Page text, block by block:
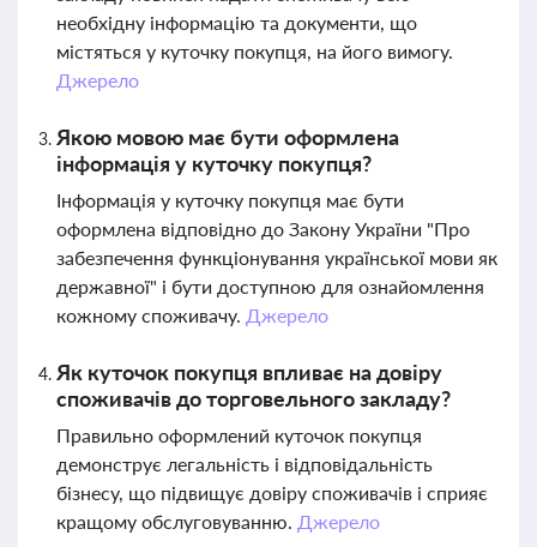
необхідну інформацію та документи, що
містяться у куточку покупця, на його вимогу.
Джерело
Якою мовою має бути оформлена
інформація у куточку покупця?
Інформація у куточку покупця має бути
оформлена відповідно до Закону України "Про
забезпечення функціонування української мови як
державної" і бути доступною для ознайомлення
кожному споживачу. Джерело
Як куточок покупця впливає на довіру
споживачів до торговельного закладу?
Правильно оформлений куточок покупця
демонструє легальність і відповідальність
бізнесу, що підвищує довіру споживачів і сприяє
кращому обслуговуванню. Джерело